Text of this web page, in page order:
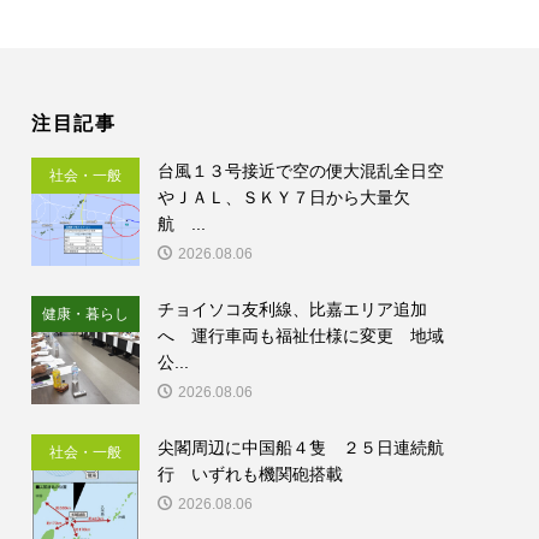
注目記事
社会・一般
台風１３号接近で空の便大混乱全日空
やＪＡＬ、ＳＫＹ７日から大量欠
航 ...
2026.08.06
健康・暮らし
チョイソコ友利線、比嘉エリア追加
へ 運行車両も福祉仕様に変更 地域
公...
2026.08.06
社会・一般
尖閣周辺に中国船４隻 ２５日連続航
行 いずれも機関砲搭載
2026.08.06